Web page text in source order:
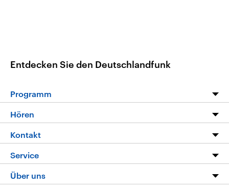
Entdecken Sie den Deutschlandfunk
Programm
Programm
Die Nachrichten
Nachrichtenleicht
Neue Beiträge auf dlf.de
Hören
Livestream
Podcasts
Deutschlandfunk App
Kontakt
Hörerservice
Service
FAQ
Über uns